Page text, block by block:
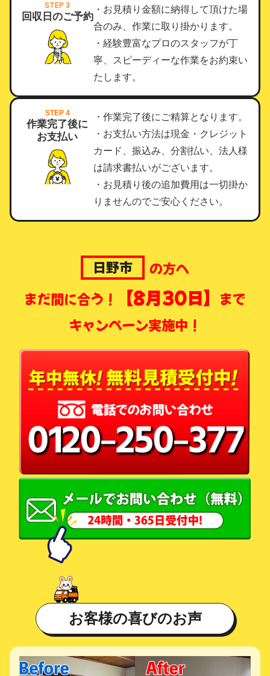
STEP 3
回収日のご予約
・お見積り金額に納得して頂けた場
合のみ、作業に取り掛かります。
・経験豊富なプロのスタッフが丁
寧、スピーディーな作業をお約束い
たします。
STEP 4
作業完了後に
お支払い
・作業完了後にご精算となります。
・お支払い方法は現金・クレジット
カード、振込み、分割払い、法人様
は請求書払いがございます。
・お見積り後の追加費用は一切掛か
りませんのでご安心ください。
日野市
の方へ
まだ間に合う！
【8月30日】 まで
キャンペーン実施中！
お客様の喜びのお声